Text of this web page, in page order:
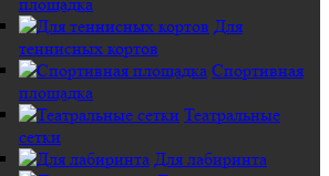
площадка
Для
теннисных кортов
Спортивная
площадка
Театральные
сетки
Для лабиринта